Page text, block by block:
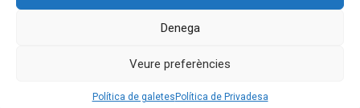
Denega
Veure preferències
Política de galetes Política de Privadesa
© 2015-2022 Club Cecot Internacionalització. Un desarrollo de
El Club|Serveis|Activitats|Noticies|Contacte